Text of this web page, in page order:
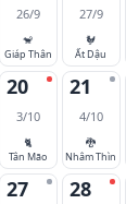
26/9
🐒
Giáp Thân
27/9
🐓
Ất Dậu
20
3/10
🐈
Tân Mão
21
4/10
🐉
Nhâm Thìn
27 28